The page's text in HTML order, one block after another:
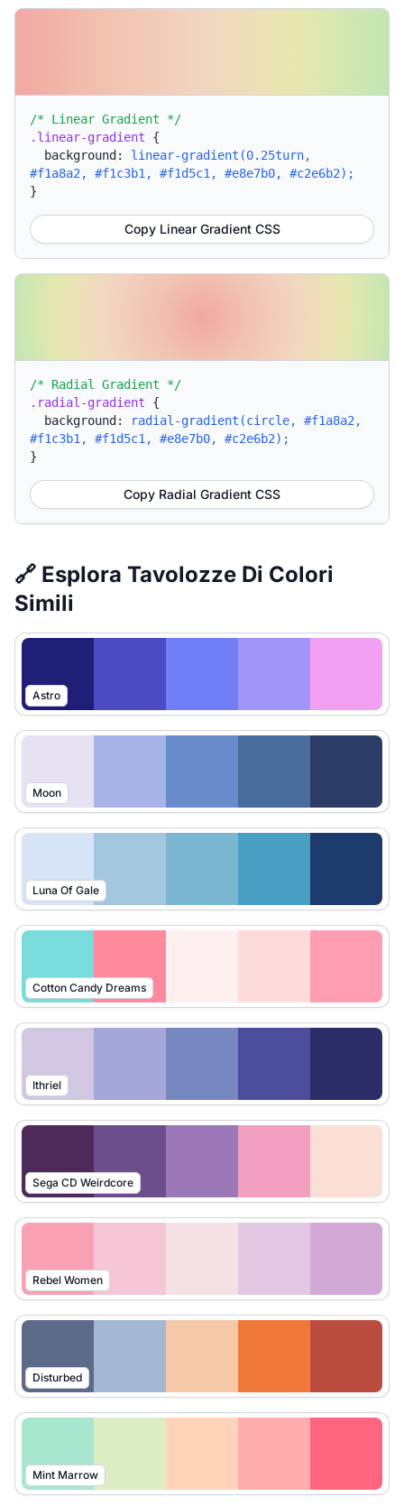
/* Linear Gradient */
.linear-gradient {
background: linear-gradient(0.25turn,
#f1a8a2, #f1c3b1, #f1d5c1, #e8e7b0, #c2e6b2);
}
Copy Linear Gradient CSS
/* Radial Gradient */
.radial-gradient {
background:
radial-gradient(circle, #f1a8a2,
#f1c3b1, #f1d5c1, #e8e7b0, #c2e6b2);
}
Copy Radial Gradient CSS
🔗 Esplora Tavolozze Di Colori
Simili
Astro
Moon
Luna Of Gale
Cotton Candy Dreams
Ithriel
Sega CD Weirdcore
Rebel Women
Disturbed
Mint Marrow